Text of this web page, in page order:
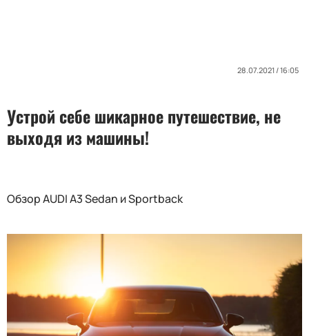
28.07.2021 / 16:05
Устрой себе шикарное путешествие, не
выходя из машины!
Обзор AUDI A3 Sedan и Sportback